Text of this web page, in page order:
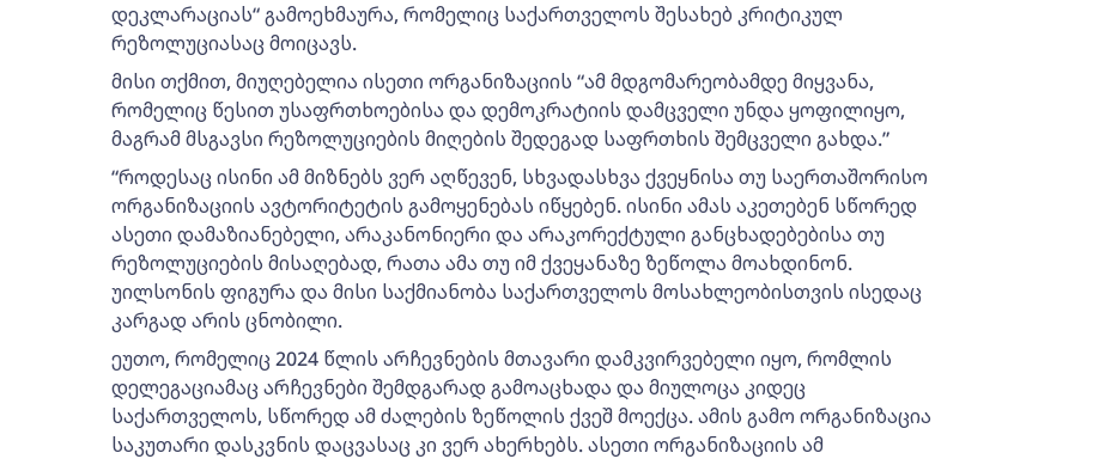
დეკლარაციას“ გამოეხმაურა, რომელიც საქართველოს შესახებ კრიტიკულ
რეზოლუციასაც მოიცავს.
მისი თქმით, მიუღებელია ისეთი ორგანიზაციის “ამ მდგომარეობამდე მიყვანა,
რომელიც წესით უსაფრთხოებისა და დემოკრატიის დამცველი უნდა ყოფილიყო,
მაგრამ მსგავსი რეზოლუციების მიღების შედეგად საფრთხის შემცველი გახდა.”
“როდესაც ისინი ამ მიზნებს ვერ აღწევენ, სხვადასხვა ქვეყნისა თუ საერთაშორისო
ორგანიზაციის ავტორიტეტის გამოყენებას იწყებენ. ისინი ამას აკეთებენ სწორედ
ასეთი დამაზიანებელი, არაკანონიერი და არაკორექტული განცხადებებისა თუ
რეზოლუციების მისაღებად, რათა ამა თუ იმ ქვეყანაზე ზეწოლა მოახდინონ.
უილსონის ფიგურა და მისი საქმიანობა საქართველოს მოსახლეობისთვის ისედაც
კარგად არის ცნობილი.
ეუთო, რომელიც 2024 წლის არჩევნების მთავარი დამკვირვებელი იყო, რომლის
დელეგაციამაც არჩევნები შემდგარად გამოაცხადა და მიულოცა კიდეც
საქართველოს, სწორედ ამ ძალების ზეწოლის ქვეშ მოექცა. ამის გამო ორგანიზაცია
საკუთარი დასკვნის დაცვასაც კი ვერ ახერხებს. ასეთი ორგანიზაციის ამ